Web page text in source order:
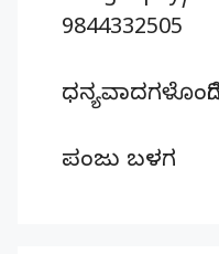
9844332505
ಪಂಜು ಬಳಗ